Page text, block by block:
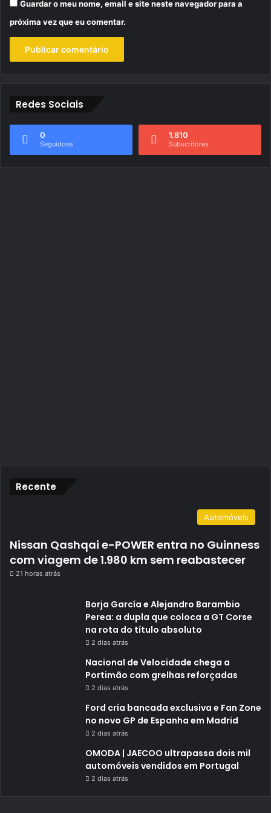
Guardar o meu nome, email e site neste navegador para a
próxima vez que eu comentar.
Redes Sociais
0
Seguidoes
1.810
Subscritores
Recente
Automóveis
Nissan Qashqai e-POWER entra no Guinness
com viagem de 1.980 km sem reabastecer
21 horas atrás
Borja García e Alejandro Barambio
Perea: a dupla que coloca a GT Corse
na rota do título absoluto
2 dias atrás
Nacional de Velocidade chega a
Portimão com grelhas reforçadas
2 dias atrás
Ford cria bancada exclusiva e Fan Zone
no novo GP de Espanha em Madrid
2 dias atrás
OMODA | JAECOO ultrapassa dois mil
automóveis vendidos em Portugal
2 dias atrás